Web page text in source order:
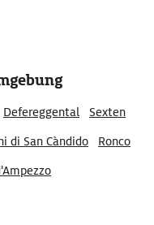
Defereggental
Sexten
di San Càndido
Ronco